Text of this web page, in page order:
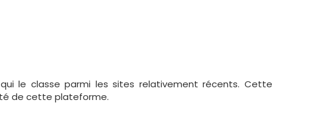
le classe parmi les sites relativement récents. Cette
de cette plateforme.